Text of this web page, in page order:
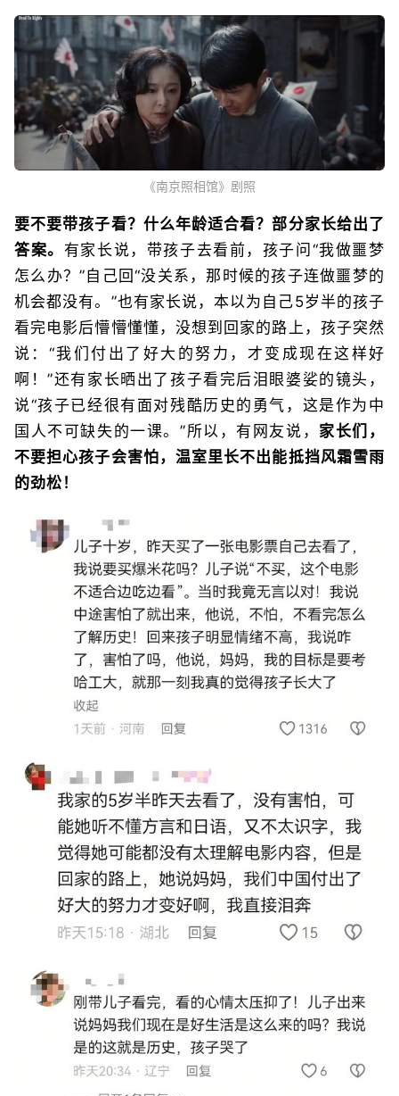
《南京照相馆》剧照
要不要带孩子看？什么年龄适合看？部分家长给出了
答案。 有家长说，带孩子去看前，孩子问“我做噩梦
怎么办？”自己回“没关系，那时候的孩子连做噩梦的
机会都没有。”也有家长说，本以为自己5岁半的孩子
看完电影后懵懵懂懂，没想到回家的路上，孩子突然
说：“我们付出了好大的努力，才变成现在这样好
啊！”还有家长晒出了孩子看完后泪眼婆娑的镜头，
说“孩子已经很有面对残酷历史的勇气，这是作为中
国人不可缺失的一课。”所以，有网友说， 家长们，
不要担心孩子会害怕，温室里长不出能抵挡风霜雪雨
的劲松！